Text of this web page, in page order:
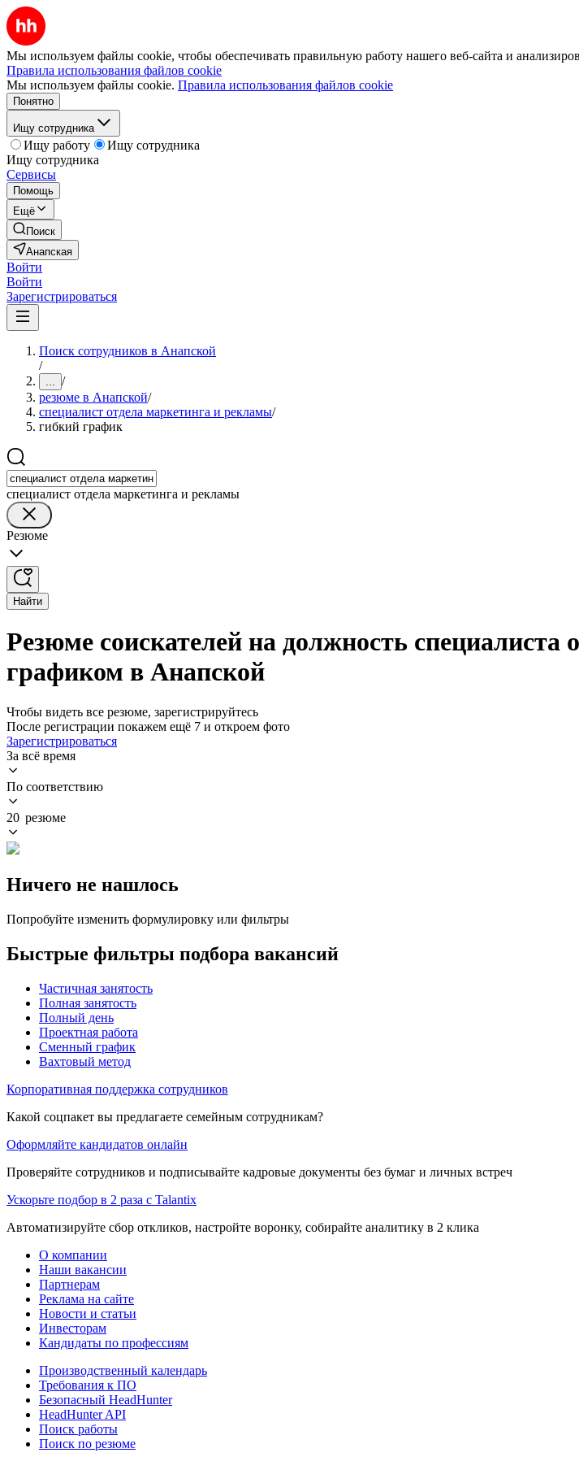
Мы используем файлы cookie, чтобы обеспечивать правильную работу нашего веб-сайта и
Правила использования файлов cookie
Мы используем файлы cookie. Правила использования файлов cookie
Понятно
Ищу сотрудника
Ищу работу
Ищу сотрудника
Ищу сотрудника
Сервисы
Помощь
Ещё
Поиск
Анапская
Войти
Войти
Зарегистрироваться
Поиск сотрудников в Анапской
/
... /
резюме в Анапской/
специалист отдела маркетинга и рекламы/
гибкий график
специалист отдела маркетинга и рекламы
Резюме
Найти
Резюме соискателей на должность
графиком в Анапской
Чтобы видеть все резюме, зарегистрируйтесь
После регистрации покажем ещё 7 и откроем фото
Зарегистрироваться
За всё время
По соответствию
20 резюме
Ничего не нашлось
Попробуйте изменить формулировку или фильтры
Быстрые фильтры подбора вакансий
Частичная занятость
Полная занятость
Полный день
Проектная работа
Сменный график
Вахтовый метод
Корпоративная поддержка сотрудников
Какой соцпакет вы предлагаете семейным сотрудникам?
Оформляйте кандидатов онлайн
Проверяйте сотрудников и подписывайте кадровые документы без бумаг и личных встреч
Ускорьте подбор в 2 раза с Talantix
Автоматизируйте сбор откликов, настройте воронку, собирайте аналитику в 2 клика
О компании
Наши вакансии
Партнерам
Реклама на сайте
Новости и статьи
Инвесторам
Кандидаты по профессиям
Производственный календарь
Требования к ПО
Безопасный HeadHunter
HeadHunter API
Поиск работы
Поиск по резюме